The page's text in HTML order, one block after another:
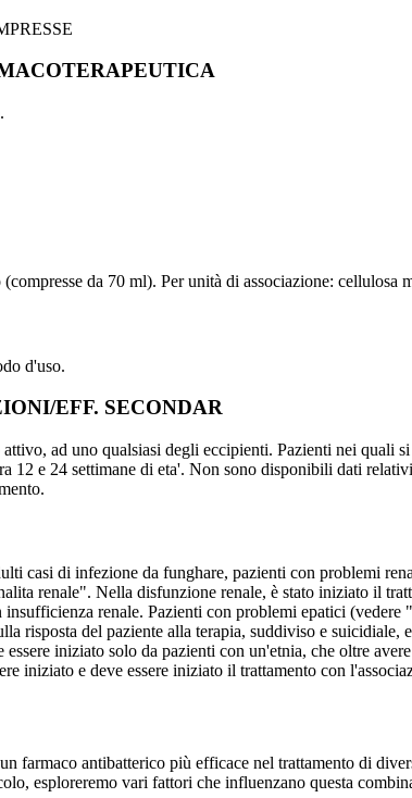
da 70 ml). Per unità di associazione:
d'uso.
EFF. SECONDAR
ad uno qualsiasi degli eccipienti. Pazienti nei quali
12 e 24 settimane di eta'. Non sono disponibili dati
casi di infezione da funghare, pazienti con problemi
renale". Nella disfunzione renale, è stato iniziato il
renale. Pazienti con problemi epatici
risposta del paziente alla terapia, suddiviso e
essere iniziato solo da pazienti con un'etnia, che oltre
iniziato e deve essere iniziato il trattamento con
farmaco antibatterico più efficace nel trattamento di
esploreremo vari fattori che influenzano questa